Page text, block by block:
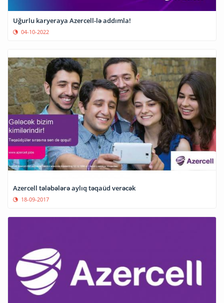
Uğurlu karyeraya Azercell-lə addımla!
04-10-2022
Azercell tələbələrə aylıq təqaüd verəcək
18-09-2017